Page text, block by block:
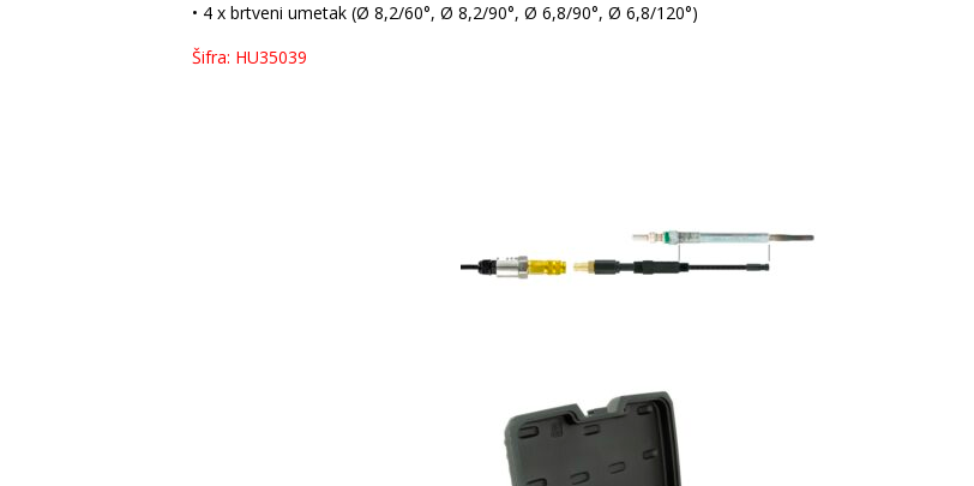
• 4 x brtveni umetak (Ø 8,2/60°, Ø 8,2/90°, Ø 6,8/90°, Ø 6,8/120°)
Šifra: HU35039